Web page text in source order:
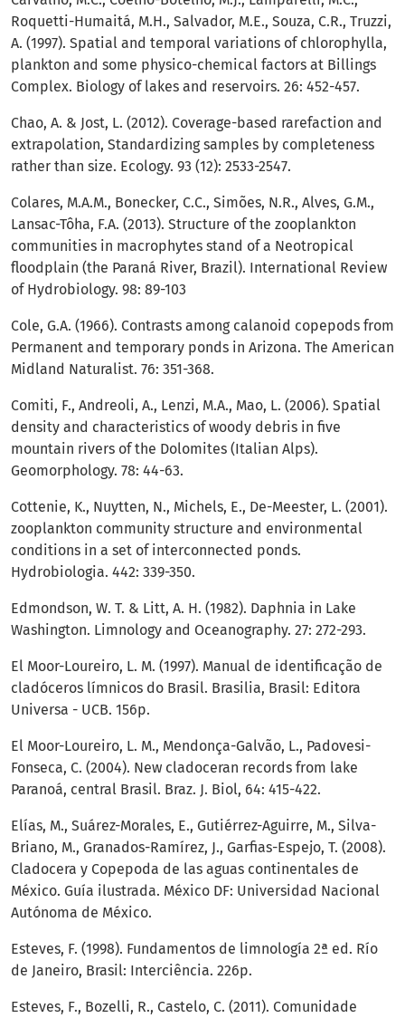
Roquetti-Humaitá, M.H., Salvador, M.E., Souza, C.R., Truzzi,
A. (1997). Spatial and temporal variations of chlorophylla,
plankton and some physico-chemical factors at Billings
Complex. Biology of lakes and reservoirs. 26: 452-457.
Chao, A. & Jost, L. (2012). Coverage-based rarefaction and
extrapolation, Standardizing samples by completeness
rather than size. Ecology. 93 (12): 2533-2547.
Colares, M.A.M., Bonecker, C.C., Simões, N.R., Alves, G.M.,
Lansac-Tôha, F.A. (2013). Structure of the zooplankton
communities in macrophytes stand of a Neotropical
floodplain (the Paraná River, Brazil). International Review
of Hydrobiology. 98: 89-103
Cole, G.A. (1966). Contrasts among calanoid copepods from
Permanent and temporary ponds in Arizona. The American
Midland Naturalist. 76: 351-368.
Comiti, F., Andreoli, A., Lenzi, M.A., Mao, L. (2006). Spatial
density and characteristics of woody debris in five
mountain rivers of the Dolomites (Italian Alps).
Geomorphology. 78: 44-63.
Cottenie, K., Nuytten, N., Michels, E., De-Meester, L. (2001).
zooplankton community structure and environmental
conditions in a set of interconnected ponds.
Hydrobiologia. 442: 339-350.
Edmondson, W. T. & Litt, A. H. (1982). Daphnia in Lake
Washington. Limnology and Oceanography. 27: 272-293.
El Moor-Loureiro, L. M. (1997). Manual de identificação de
cladóceros límnicos do Brasil. Brasilia, Brasil: Editora
Universa - UCB. 156p.
El Moor-Loureiro, L. M., Mendonça-Galvão, L., Padovesi-
Fonseca, C. (2004). New cladoceran records from lake
Paranoá, central Brasil. Braz. J. Biol, 64: 415-422.
Elías, M., Suárez-Morales, E., Gutiérrez-Aguirre, M., Silva-
Briano, M., Granados-Ramírez, J., Garfias-Espejo, T. (2008).
Cladocera y Copepoda de las aguas continentales de
México. Guía ilustrada. México DF: Universidad Nacional
Autónoma de México.
Esteves, F. (1998). Fundamentos de limnología 2ª ed. Río
de Janeiro, Brasil: Interciência. 226p.
Esteves, F., Bozelli, R., Castelo, C. (2011). Comunidade